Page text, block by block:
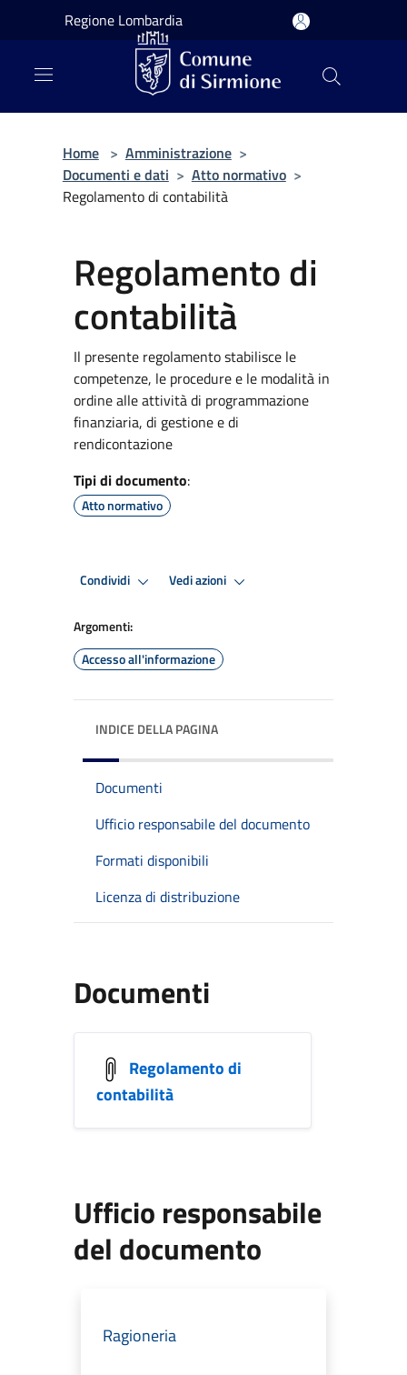
Salta al contenuto principale
Regione Lombardia
Home > Amministrazione >
Documenti e dati > Atto normativo >
Regolamento di contabilità
Regolamento di
contabilità
Il presente regolamento stabilisce le
competenze, le procedure e le modalità in
ordine alle attività di programmazione
finanziaria, di gestione e di
rendicontazione
Tipi di documento:
Atto normativo
Condividi Vedi azioni
Argomenti:
Accesso all'informazione
INDICE DELLA PAGINA
Documenti
Ufficio responsabile del documento
Formati disponibili
Licenza di distribuzione
Documenti
Regolamento di
contabilità
Ufficio responsabile
del documento
Ragioneria